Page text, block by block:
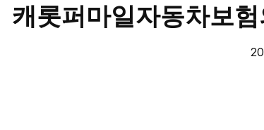
캐롯퍼마일자동차보